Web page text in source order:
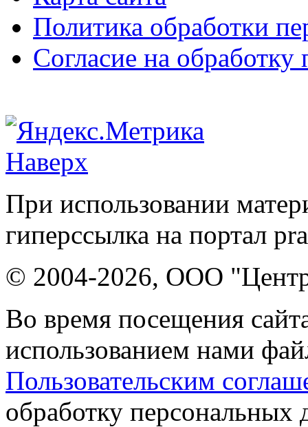
Политика обработки
Согласие на
Наверх
При использовании
гиперссылка на портал
© 2004-2026, ООО "Центр
Во время посещения
использованием нами
Пользовательским
обработку персональных